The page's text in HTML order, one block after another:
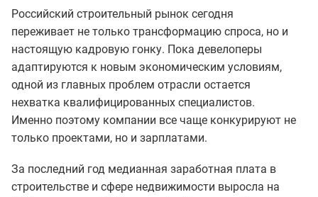
Российский строительный рынок сегодня
переживает не только трансформацию спроса, но и
настоящую кадровую гонку. Пока девелоперы
адаптируются к новым экономическим условиям,
одной из главных проблем отрасли остается
нехватка квалифицированных специалистов.
Именно поэтому компании все чаще конкурируют не
только проектами, но и зарплатами.
За последний год медианная заработная плата в
строительстве и сфере недвижимости выросла на